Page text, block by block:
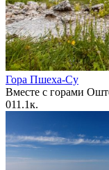
Гора Пшеха-Су
Вместе с горами
011.1к.